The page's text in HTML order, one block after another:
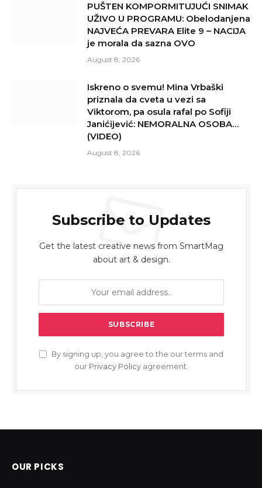
PUŠTEN KOMPORMITUJUĆI SNIMAK
UŽIVO U PROGRAMU: Obelodanjena
NAJVEĆA PREVARA Elite 9 – NACIJA
je morala da sazna OVO
August 8, 2026
Iskreno o svemu! Mina Vrbaški
priznala da cveta u vezi sa
Viktorom, pa osula rafal po Sofiji
Janićijević: NEMORALNA OSOBA…
(VIDEO)
August 8, 2026
Subscribe to Updates
Get the latest creative news from SmartMag
about art & design.
By signing up, you agree to the our terms and
our Privacy Policy agreement.
OUR PICKS